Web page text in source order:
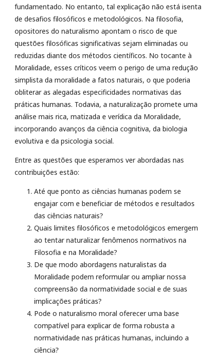
fundamentado. No entanto, tal explicação não está isenta
de desafios filosóficos e metodológicos. Na filosofia,
opositores do naturalismo apontam o risco de que
questões filosóficas significativas sejam eliminadas ou
reduzidas diante dos métodos científicos. No tocante à
Moralidade, esses críticos veem o perigo de uma redução
simplista da moralidade a fatos naturais, o que poderia
obliterar as alegadas especificidades normativas das
práticas humanas. Todavia, a naturalização promete uma
análise mais rica, matizada e verídica da Moralidade,
incorporando avanços da ciência cognitiva, da biologia
evolutiva e da psicologia social.
Entre as questões que esperamos ver abordadas nas
contribuições estão:
Até que ponto as ciências humanas podem se
engajar com e beneficiar de métodos e resultados
das ciências naturais?
Quais limites filosóficos e metodológicos emergem
ao tentar naturalizar fenômenos normativos na
Filosofia e na Moralidade?
De que modo abordagens naturalistas da
Moralidade podem reformular ou ampliar nossa
compreensão da normatividade social e de suas
implicações práticas?
Pode o naturalismo moral oferecer uma base
compatível para explicar de forma robusta a
normatividade nas práticas humanas, incluindo a
ciência?